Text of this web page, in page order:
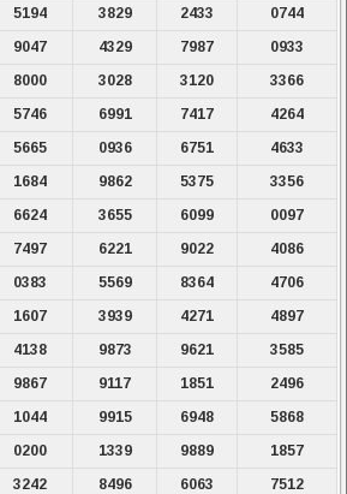
5194 3829 2433
0744
9047 4329 7987
0933
8000 3028 3120
3366
5746 6991 7417
4264
5665 0936 6751
4633
1684 9862 5375
3356
6624 3655 6099
0097
7497 6221 9022
4086
0383 5569 8364
4706
1607 3939 4271
4897
4138 9873 9621
3585
9867 9117 1851
2496
1044 9915 6948
5868
0200 1339 9889
1857
3242 8496 6063
7512